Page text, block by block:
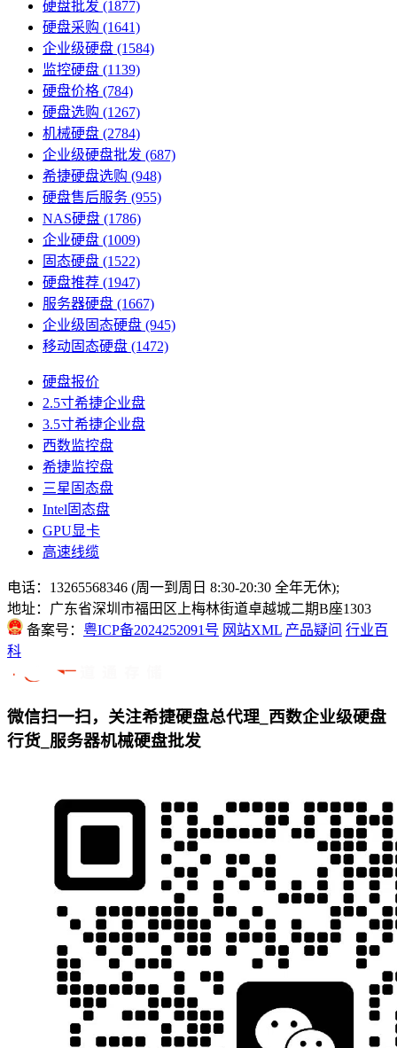
硬盘批发 (1877)
硬盘采购 (1641)
企业级硬盘 (1584)
监控硬盘 (1139)
硬盘价格 (784)
硬盘选购 (1267)
机械硬盘 (2784)
企业级硬盘批发 (687)
希捷硬盘选购 (948)
硬盘售后服务 (955)
NAS硬盘 (1786)
企业硬盘 (1009)
固态硬盘 (1522)
硬盘推荐 (1947)
服务器硬盘 (1667)
企业级固态硬盘 (945)
移动固态硬盘 (1472)
硬盘报价
2.5寸希捷企业盘
3.5寸希捷企业盘
西数监控盘
希捷监控盘
三星固态盘
Intel固态盘
GPU显卡
高速线缆
电话：13265568346 (周一到周日 8:30-20:30 全年无休);
地址：广东省深圳市福田区上梅林街道卓越城二期B座1303
备案号： 粤ICP备2024252091号 网站XML 产品疑问 行业百
科
微信扫一扫，关注希捷硬盘总代理_西数企业级硬盘
行货_服务器机械硬盘批发